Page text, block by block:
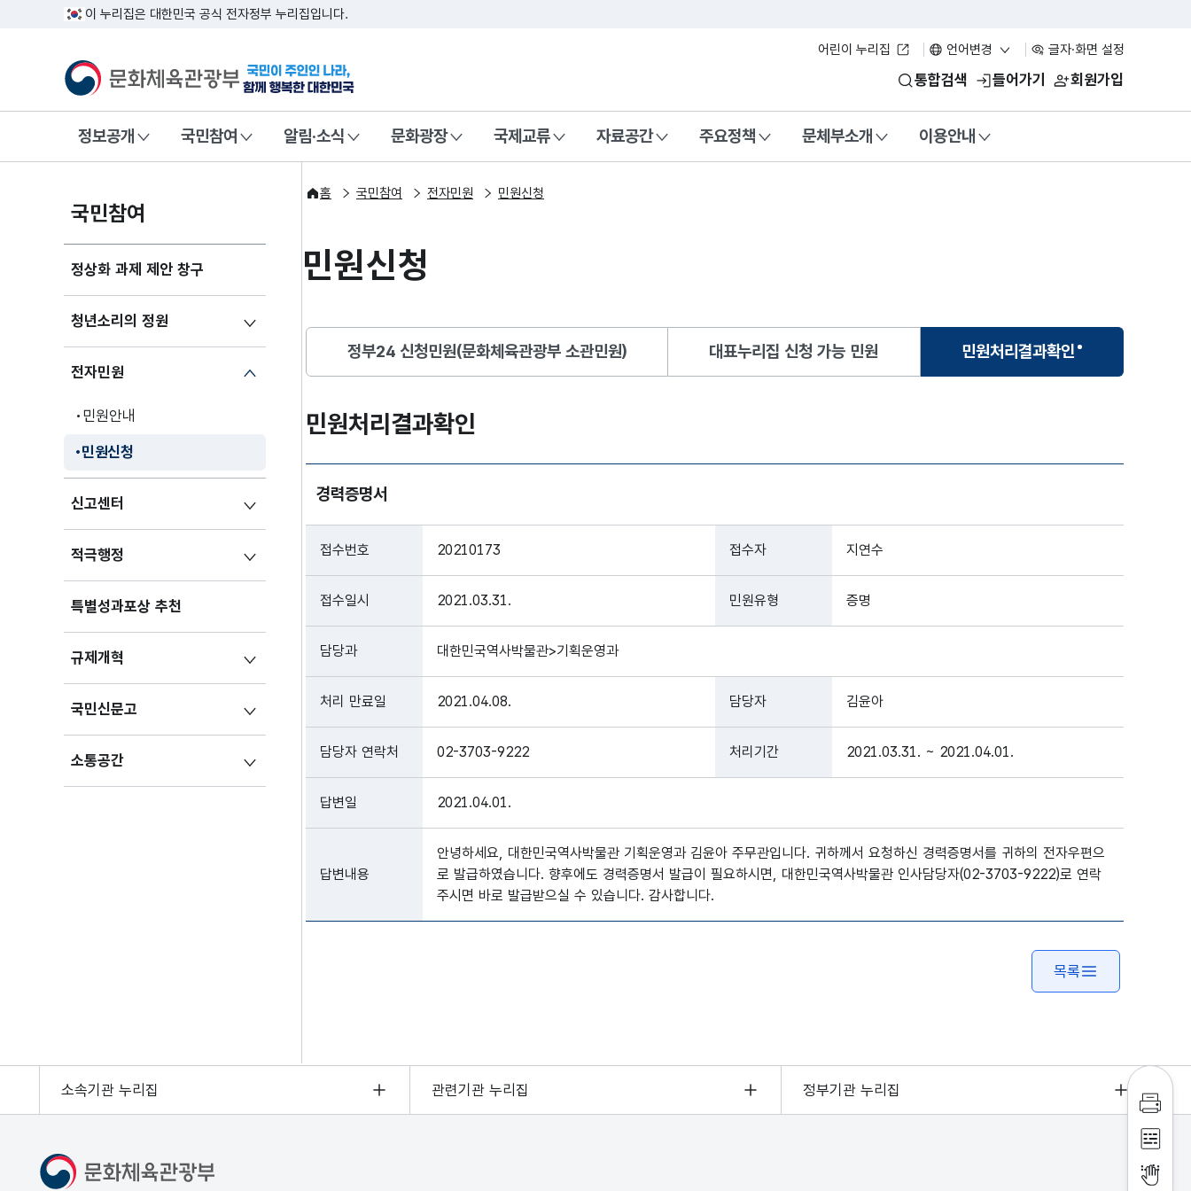
이 누리집은 대한민국 공식 전자정부 누리집입니다.
어린이 누리집 언어변경 글자·화면 설정
문화체육관광부국민이 주인인 나라, 함께 행복한 대한민국 통합검색 들어가기 회원가입
정보공개 국민참여 알림·소식 문화광장 국제교류 자료공간 주요정책 문체부소개 이용안내
국민참여
정상화 과제 제안 창구
청년소리의 정원
전자민원
민원안내
민원신청
신고센터
적극행정
특별성과포상 추천
규제개혁
국민신문고
소통공간
홈 국민참여 전자민원 민원신청
민원신청
정부24 신청민원(문화체육관광부 소관민원) 대표누리집 신청 가능 민원 민원처리결과확인
선택됨
민원처리결과확인
경력증명서
접수번호 20210173 접수자 지연수
접수일시 2021.03.31. 민원유형 증명
담당과 대한민국역사박물관>기획운영과
처리 만료일 2021.04.08. 담당자 김윤아
담당자 연락처 02-3703-9222 처리기간 2021.03.31. ~ 2021.04.01.
답변일 2021.04.01.
답변내용
안녕하세요, 대한민국역사박물관 기획운영과 김윤아 주무관입니다. 귀하께서 요청하신 경력증명서를 귀하의 전자우편으
로 발급하였습니다. 향후에도 경력증명서 발급이 필요하시면, 대한민국역사박물관 인사담당자(02-3703-9222)로 연락
주시면 바로 발급받으실 수 있습니다. 감사합니다.
목록
인쇄
점자
점자
소속기관 누리집 관련기관 누리집 정부기관 누리집
문화체육관광부